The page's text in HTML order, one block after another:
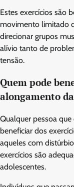
Estes exercícios são
movimento limitado
direcionar grupos
alívio tanto de
tensão.
Quem pode
alongamento
Qualquer pessoa
beneficiar dos
aqueles com
exercícios são
adolescentes.